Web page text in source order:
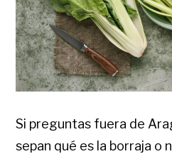
Si preguntas fuera de
sepan qué es la borraja o